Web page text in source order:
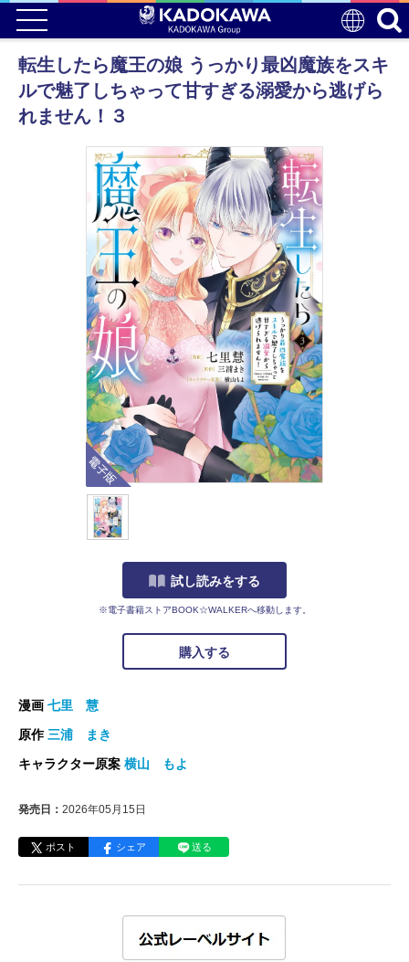
転生したら魔王の娘 うっかり最凶魔族をスキ
ルで魅了しちゃって甘すぎる溺愛から逃げら
れません！３
電子版
試し読みをする
※電子書籍ストアBOOK☆WALKERへ移動します。
購入する
漫画 七里 慧
原作 三浦 まき
キャラクター原案 横山 もよ
発売日： 2026年05月15日
ポスト シェア 送る